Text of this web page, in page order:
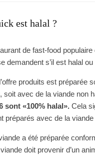
est halal ?
de fast-food populaire
demandent s’il est halal ou
produits est préparée
soit avec de la viande non
sont «100% halal». Cela
préparés avec de la viande
a été préparée
doit provenir d’un